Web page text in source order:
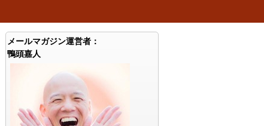
メールマガジン運営者：
鴨頭嘉人